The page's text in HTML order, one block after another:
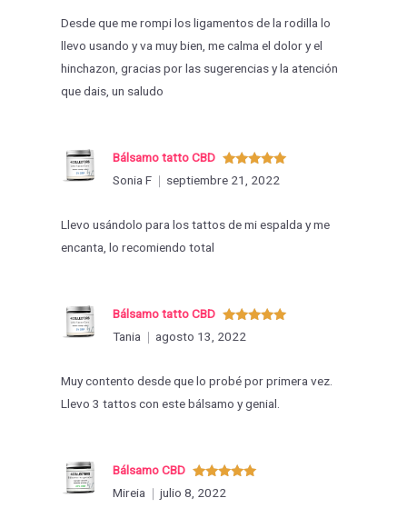
Desde que me rompi los ligamentos de la rodilla lo
llevo usando y va muy bien, me calma el dolor y el
hinchazon, gracias por las sugerencias y la atención
que dais, un saludo
Valorado
con 5de 5
Bálsamo tatto CBD
Sonia F
septiembre 21, 2022
Llevo usándolo para los tattos de mi espalda y me
encanta, lo recomiendo total
Valorado
con
Bálsamo tatto CBD
Tania
agosto 13, 2022
Muy contento desde que lo probé por primera vez.
Llevo 3 tattos con este bálsamo y genial.
Valorado
con5de 5
Bálsamo CBD
Mireia
julio 8, 2022